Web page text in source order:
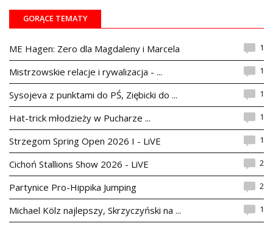
GORĄCE TEMATY
ME Hagen: Zero dla Magdaleny i Marcela 1
Mistrzowskie relacje i rywalizacja - ... 1
Sysojeva z punktami do PŚ, Ziębicki do ... 1
Hat-trick młodzieży w Pucharze ... 1
Strzegom Spring Open 2026 I - LiVE 1
Cichoń Stallions Show 2026 - LiVE 2
Partynice Pro-Hippika Jumping 2
Michael Kölz najlepszy, Skrzyczyński na ... 1